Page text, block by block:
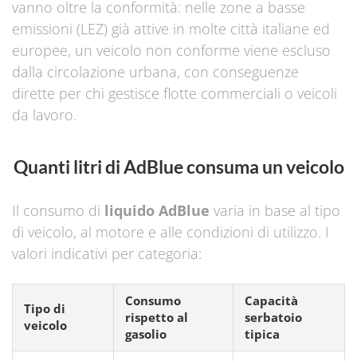
vanno oltre la conformità: nelle zone a basse
emissioni (LEZ) già attive in molte città italiane ed
europee, un veicolo non conforme viene escluso
dalla circolazione urbana, con conseguenze
dirette per chi gestisce flotte commerciali o veicoli
da lavoro.
Quanti litri di AdBlue consuma un veicolo
Il consumo di liquido AdBlue varia in base al tipo
di veicolo, al motore e alle condizioni di utilizzo. I
valori indicativi per categoria:
Tipo di
veicolo
Consumo
rispetto al
gasolio
Capacità
serbatoio
tipica